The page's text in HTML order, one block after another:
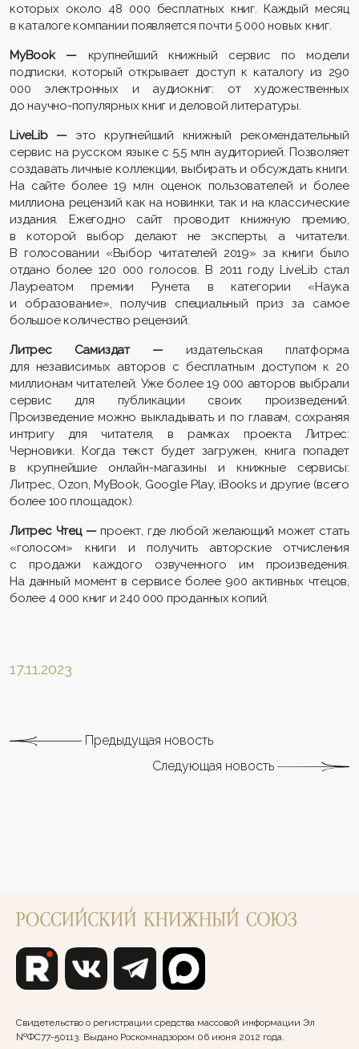
которых около 48 000 бесплатных книг. Каждый месяц
в каталоге компании появляется почти 5 000 новых книг.
MyBook — крупнейший книжный сервис по модели
подписки, который открывает доступ к каталогу из 290
000 электронных и аудиокниг: от художественных
до научно-популярных книг и деловой литературы.
LiveLib — это крупнейший книжный рекомендательный
сервис на русском языке с 5,5 млн аудиторией. Позволяет
создавать личные коллекции, выбирать и обсуждать книги.
На сайте более 19 млн оценок пользователей и более
миллиона рецензий как на новинки, так и на классические
издания. Ежегодно сайт проводит книжную премию,
в которой выбор делают не эксперты, а читатели.
В голосовании «Выбор читателей 2019» за книги было
отдано более 120 000 голосов. В 2011 году LiveLib стал
Лауреатом премии Рунета в категории «Наука
и образование», получив специальный приз за самое
большое количество рецензий.
Литрес Самиздат — издательская платформа
для независимых авторов с бесплатным доступом к 20
миллионам читателей. Уже более 19 000 авторов выбрали
сервис для публикации своих произведений.
Произведение можно выкладывать и по главам, сохраняя
интригу для читателя, в рамках проекта Литрес:
Черновики. Когда текст будет загружен, книга попадет
в крупнейшие онлайн-магазины и книжные сервисы:
Литрес, Ozon, MyBook, Google Play, iBooks и другие (всего
более 100 площадок).
Литрес Чтец —проект, где любой желающий может стать
«голосом» книги и получить авторские отчисления
с продажи каждого озвученного им произведения.
На данный момент в сервисе более 900 активных чтецов,
более 4 000 книг и 240 000 проданных копий.
17.11.2023
Предыдущая новость
Следующая новость
Свидетельство о регистрации средства массовой информации Эл
№ФС77-50113. Выдано Роскомнадзором 06 июня 2012 года.